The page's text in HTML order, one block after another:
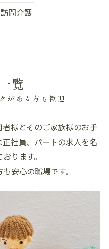
訪問介護
がある方も歓迎
覧
様とそのご家族様のお手
社員、パートの求人を名
ります。
安心の職場です。